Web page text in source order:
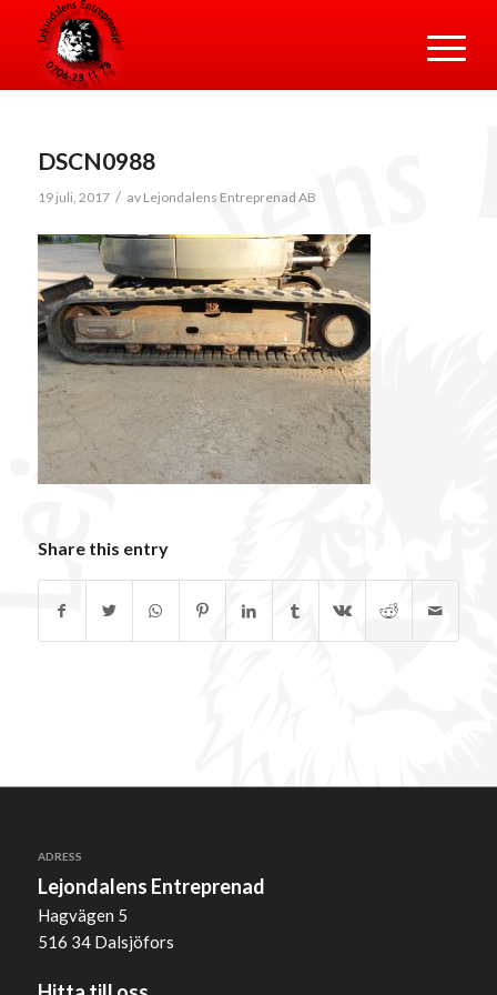
DSCN0988
19 juli, 2017 / av Lejondalens Entreprenad AB
Share this entry
ADRESS
Lejondalens Entreprenad
Hagvägen 5
516 34 Dalsjöfors